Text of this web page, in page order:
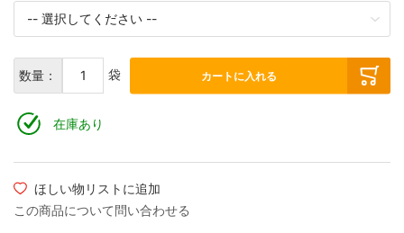
数量： 袋 カートに入れる
在庫あり
ほしい物リストに追加
この商品について問い合わせる